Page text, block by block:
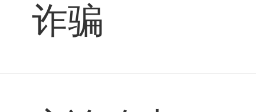
诈骗